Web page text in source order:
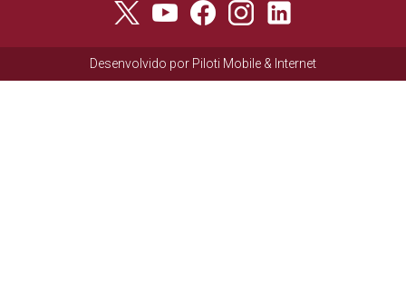
Desenvolvido por Piloti Mobile & Internet